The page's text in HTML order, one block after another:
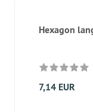
Hexagon
7,14 EUR